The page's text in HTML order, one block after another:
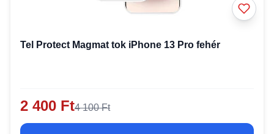
Tel Protect Magmat tok iPhone 13 Pro fehér
2 400 Ft4 100 Ft